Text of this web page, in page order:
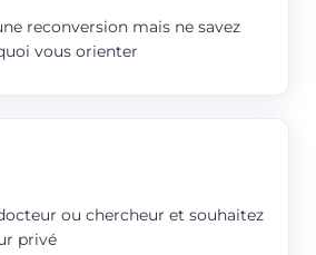
reconversion mais ne savez
vous orienter
ou chercheur et souhaitez
privé